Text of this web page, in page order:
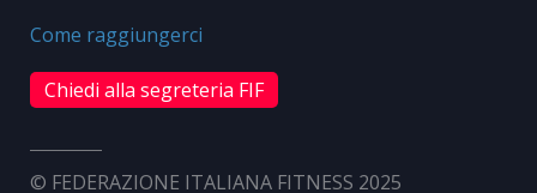
Come raggiungerci
Chiedi alla segreteria FIF
© FEDERAZIONE ITALIANA FITNESS 2025